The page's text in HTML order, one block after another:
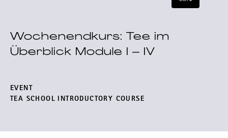
Wochenendkurs: Tee im
Überblick Module I – IV
EVENT
TEA SCHOOL INTRODUCTORY COURSE